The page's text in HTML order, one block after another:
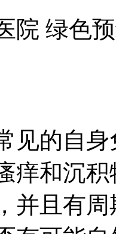
院 绿色
见的自
痒和沉
并且有